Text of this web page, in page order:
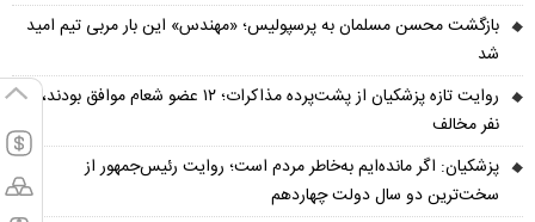
بازگشت محسن مسلمان به پرسپولیس؛ «مهندس» این بار مربی تیم امید
شد
روایت تازه پزشکیان از پشت‌پرده مذاکرات؛ ۱۲ عضو شعام موافق بودند، یک
نفر مخالف
پزشکیان: اگر مانده‌ایم به‌خاطر مردم است؛ روایت رئیس‌جمهور از
سخت‌ترین دو سال دولت چهاردهم